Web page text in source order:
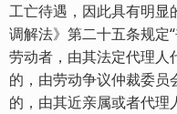
工亡待遇，因此具有明显
调解法》第二十五条规定
劳动者，由其法定代理人
的，由劳动争议仲裁委
的，由其近亲属或者代理